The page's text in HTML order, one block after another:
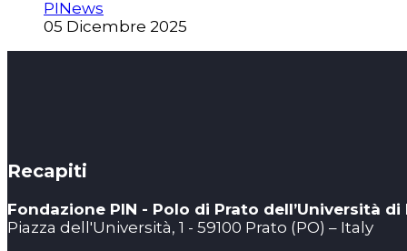
PINews
05 Dicembre 2025
Recapiti
Fondazione PIN - Polo di Prato dell’Università di
Piazza dell'Università, 1 - 59100 Prato (PO) – Italy